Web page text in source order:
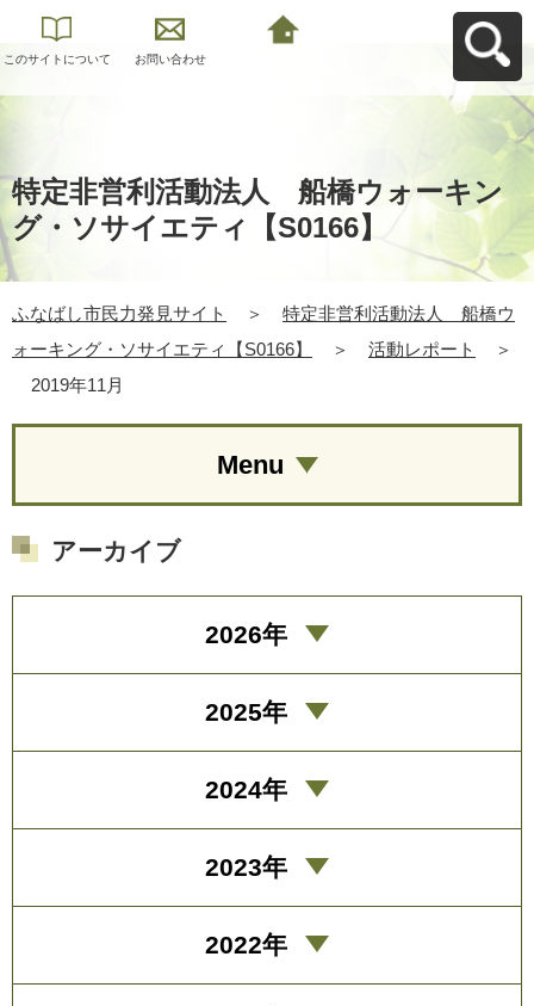
このサイトについて お問い合わせ
特定非営利活動法人 船橋ウォーキン
グ・ソサイエティ【S0166】
ふなばし市民力発見サイト ＞
特定非営利活動法人 船橋ウ
ォーキング・ソサイエティ【S0166】
＞ 活動レポート
＞
2019年11月
Menu
アーカイブ
2026年
2025年
2024年
2023年
2022年